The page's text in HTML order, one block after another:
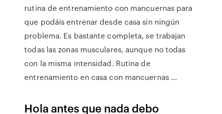
rutina de entrenamiento con mancuernas para
que podáis entrenar desde casa sin ningún
problema. Es bastante completa, se trabajan
todas las zonas musculares, aunque no todas
con la misma intensidad. Rutina de
entrenamiento en casa con mancuernas ...
Hola antes que nada debo